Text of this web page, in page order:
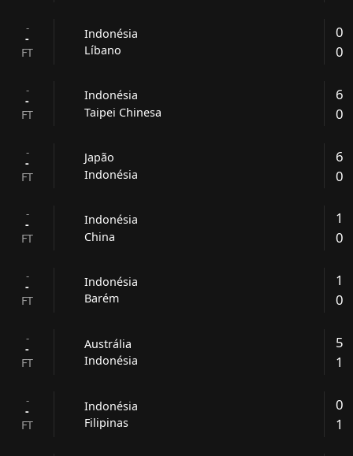
-
-
FT
Indonésia
Líbano
0
0
-
-
FT
Indonésia
Taipei Chinesa
6
0
-
-
FT
Japão
Indonésia
6
0
-
-
FT
Indonésia
China
1
0
-
-
FT
Indonésia
Barém
1
0
-
-
FT
Austrália
Indonésia
5
1
-
-
FT
Indonésia
Filipinas
0
1